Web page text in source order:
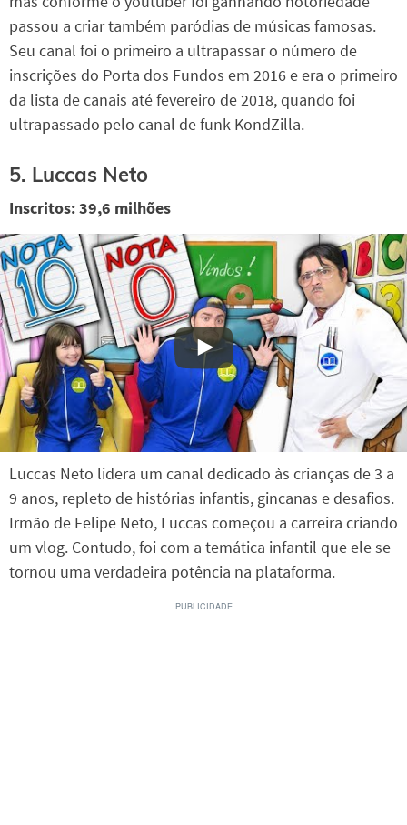
passou a criar também paródias de músicas famosas.
Seu canal foi o primeiro a ultrapassar o número de
inscrições do Porta dos Fundos em 2016 e era o primeiro
da lista de canais até fevereiro de 2018, quando foi
ultrapassado pelo canal de funk KondZilla.
5. Luccas Neto
Inscritos: 39,6 milhões
Luccas Neto lidera um canal dedicado às crianças de 3 a
9 anos, repleto de histórias infantis, gincanas e desafios.
Irmão de Felipe Neto, Luccas começou a carreira criando
um vlog. Contudo, foi com a temática infantil que ele se
tornou uma verdadeira potência na plataforma.